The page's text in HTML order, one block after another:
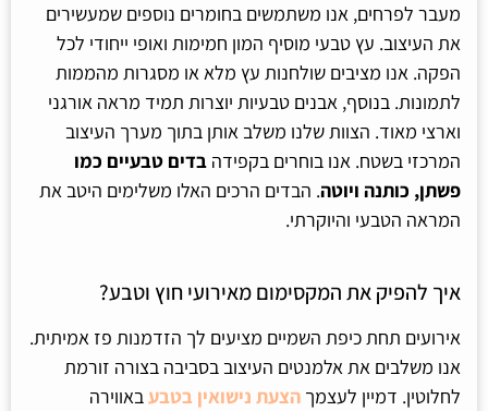
מעבר לפרחים, אנו משתמשים בחומרים נוספים שמעשירים
את העיצוב. עץ טבעי מוסיף המון חמימות ואופי ייחודי לכל
הפקה. אנו מציבים שולחנות עץ מלא או מסגרות מהממות
לתמונות. בנוסף, אבנים טבעיות יוצרות תמיד מראה אורגני
וארצי מאוד. הצוות שלנו משלב אותן בתוך מערך העיצוב
המרכזי בשטח. אנו בוחרים בקפידה בדים טבעיים כמו
פשתן, כותנה ויוטה. הבדים הרכים האלו משלימים היטב את
המראה הטבעי והיוקרתי.
איך להפיק את המקסימום מאירועי חוץ וטבע?
אירועים תחת כיפת השמיים מציעים לך הזדמנות פז אמיתית.
אנו משלבים את אלמנטים העיצוב בסביבה בצורה זורמת
לחלוטין. דמיין לעצמך הצעת נישואין בטבעבאווירה